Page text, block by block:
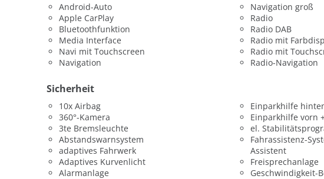
Android-Auto
Apple CarPlay
Bluetoothfunktion
Media Interface
Navi mit Touchscreen
Navigation
Navigation groß
Radio
Radio DAB
Radio mit
Radio mit
Radio-Navigation
Sicherheit
10x Airbag
360°-Kamera
3te Bremsleuchte
Abstandswarnsystem
adaptives Fahrwerk
Adaptives Kurvenlicht
Alarmanlage
Einparkhilfe
Einparkhilfe vorn
el.
Fahrassistenz-
Assistent
Freisprechanlage
Geschwindigkeit-